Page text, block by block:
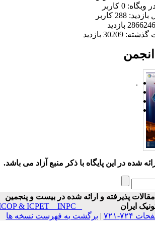
0 کاربر
کاربر
.
شده در این پایگاه با ذکر منبع آزاد می باشد.
مقالات پذیرفته و ارائه شده در بیست و پنجمین
ایران
ICOP & ICPET _ INPC _
|برگشت به فهرست نسخه ها